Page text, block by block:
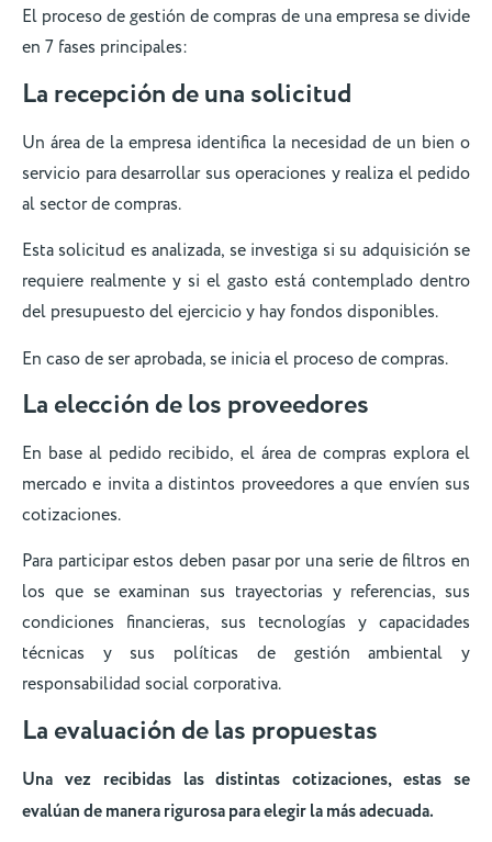
El proceso de gestión de compras de una empresa se divide
en 7 fases principales:
La recepción de una solicitud
Un área de la empresa identifica la necesidad de un bien o
servicio para desarrollar sus operaciones y realiza el pedido
al sector de compras.
Esta solicitud es analizada, se investiga si su adquisición se
requiere realmente y si el gasto está contemplado dentro
del presupuesto del ejercicio y hay fondos disponibles.
En caso de ser aprobada, se inicia el proceso de compras.
La elección de los proveedores
En base al pedido recibido, el área de compras explora el
mercado e invita a distintos proveedores a que envíen sus
cotizaciones.
Para participar estos deben pasar por una serie de filtros en
los que se examinan sus trayectorias y referencias, sus
condiciones financieras, sus tecnologías y capacidades
técnicas y sus políticas de gestión ambiental y
responsabilidad social corporativa.
La evaluación de las propuestas
Una vez recibidas las distintas cotizaciones, estas se
evalúan de manera rigurosa para elegir la más adecuada.